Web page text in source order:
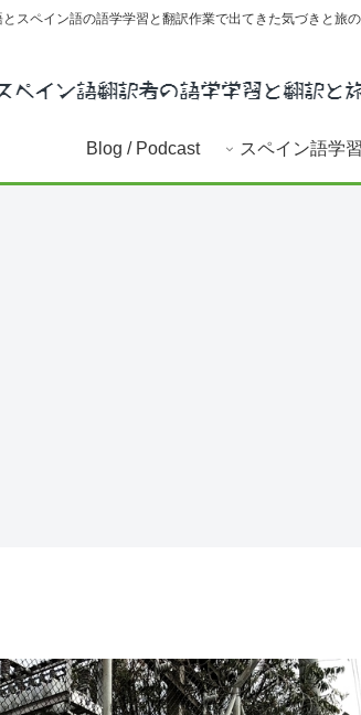
スペイン語の語学学習と翻訳作業で出てきた気づきと旅の
Blog / Podcast